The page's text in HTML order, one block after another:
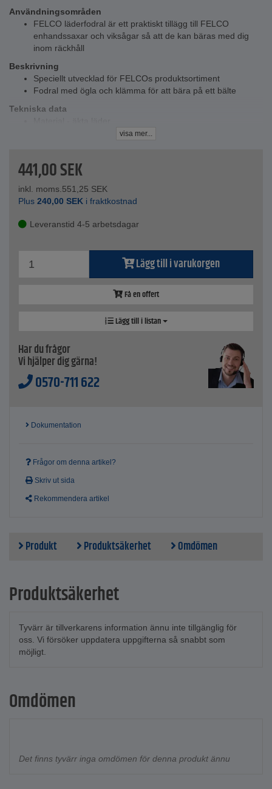
Användningsområden
FELCO läderfodral är ett praktiskt tillägg till FELCO
enhandssaxar och viksågar så att de kan bäras med dig
inom räckhåll
Beskrivning
Speciellt utvecklad för FELCOs produktsortiment
Fodral med ögla och klämma för att bära på ett bälte
Tekniska data
visa mer...
441,00SEK
inkl. moms.551,25 SEK
Plus 240,00 SEK i fraktkostnad
Leveranstid 4-5 arbetsdagar
Lägg till i varukorgen
Få en offert
Lägg till i listan
Har du frågor
Vi hjälper dig gärna!
0570-711 622
Dokumentation
Frågor om denna artikel?
Skriv ut sida
Rekommendera artikel
Produkt Produktsäkerhet Omdömen
Produktsäkerhet
Tyvärr är tillverkarens information ännu inte tillgänglig för
oss. Vi försöker uppdatera uppgifterna så snabbt som
möjligt.
Omdömen
Det finns tyvärr inga omdömen för denna produkt ännu